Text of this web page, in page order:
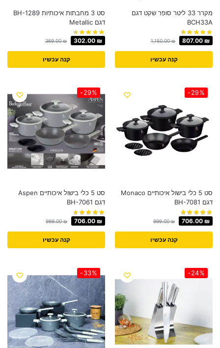
מקרר 33 ליטר סופר שקט דגם
BCH33A
1,150.00₪ 807.00 ₪
קנה עכשיו
סט 3 מחבתות איכותיות BH-1289
דגם Metallic
369.00₪ 302.00 ₪
קנה עכשיו
-29%
סט 5 כלי בישול איכותיים Monaco
דגם BH-7081
999.00₪ 706.00 ₪
קנה עכשיו
-29%
סט 5 כלי בישול איכותיים Aspen
דגם BH-7061
999.00₪ 706.00 ₪
קנה עכשיו
-24%
-33%